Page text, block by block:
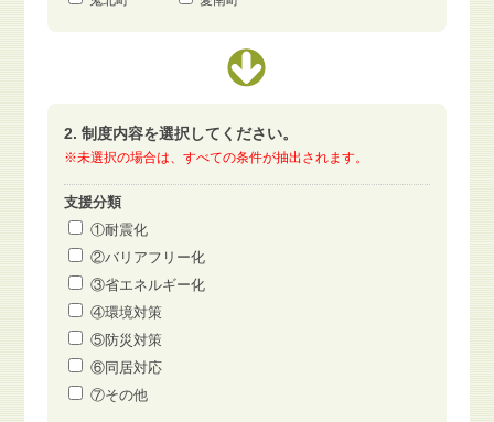
2. 制度内容を選択してください。
※未選択の場合は、すべての条件が抽出されます。
支援分類
①耐震化
②バリアフリー化
③省エネルギー化
④環境対策
⑤防災対策
⑥同居対応
⑦その他